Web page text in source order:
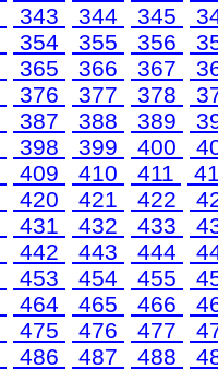
343 344 345
354 355 356
365 366 367
376 377 378
387 388 389
398 399 400
409 410 411
420 421 422
431 432 433
442 443 444
453 454 455
464 465 466
475 476 477
486 487 488